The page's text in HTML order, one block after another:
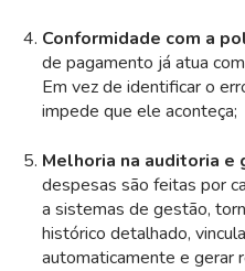
Conformidade com a
de pagamento já atua
Em vez de identificar o
impede que ele aconteça;
Melhoria na auditoria e
despesas são feitas por
a sistemas de gestão,
histórico detalhado,
automaticamente e gerar